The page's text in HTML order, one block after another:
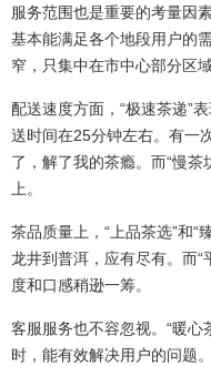
服务范围也是重要的考量因
基本能满足各个地段用户的
窄，只集中在市中心部分区域
配送速度方面，“极速茶递”
送时间在25分钟左右。有一
了，解了我的茶瘾。而“慢
上。
茶品质量上，“上品茶选”和“
龙井到普洱，应有尽有。而“
度和口感稍逊一筹。
客服服务也不容忽视。“暖心
时，能有效解决用户的问题